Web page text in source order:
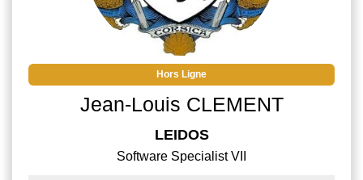
Hors Ligne
Jean-Louis CLEMENT
LEIDOS
Software Specialist VII